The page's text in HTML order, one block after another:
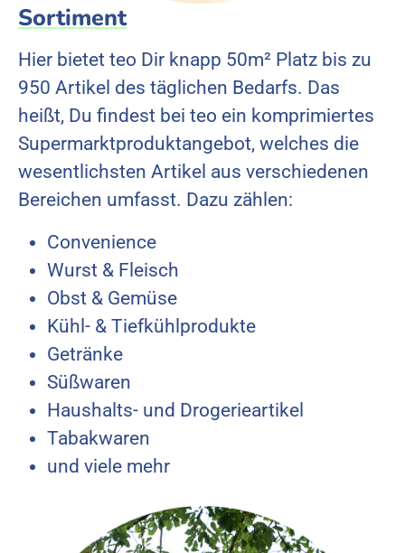
Sortiment
Hier bietet teo Dir knapp 50m² Platz bis zu
950 Artikel des täglichen Bedarfs. Das
heißt, Du findest bei teo ein komprimiertes
Supermarktproduktangebot, welches die
wesentlichsten Artikel aus verschiedenen
Bereichen umfasst. Dazu zählen:
Convenience
Wurst & Fleisch
Obst & Gemüse
Kühl- & Tiefkühlprodukte
Getränke
Süßwaren
Haushalts- und Drogerieartikel
Tabakwaren
und viele mehr